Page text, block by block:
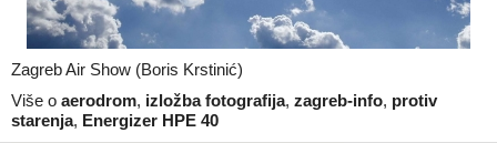
Zagreb Air Show (Boris Krstinić)
Više o aerodrom, izložba fotografija, zagreb-info, protiv
starenja, Energizer HPE 40